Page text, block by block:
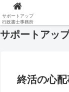
サポートアッ
終活の心配
サポートアップ
行政書士事務所